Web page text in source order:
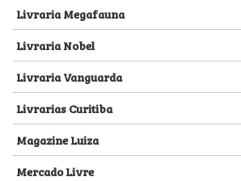
Livraria Megafauna
Livraria Nobel
Livraria Vanguarda
Livrarias Curitiba
Magazine Luiza
Mercado Livre